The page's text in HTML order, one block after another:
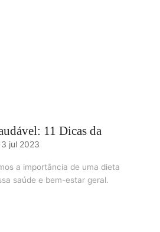
11 Dicas da
jul 2023
a importância de uma dieta
saúde e bem-estar geral.